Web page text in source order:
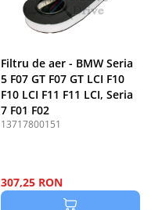
Filtru de aer - BMW Seria
5 F07 GT F07 GT LCI F10
F10 LCI F11 F11 LCI, Seria
7 F01 F02
13717800151
307,25 RON